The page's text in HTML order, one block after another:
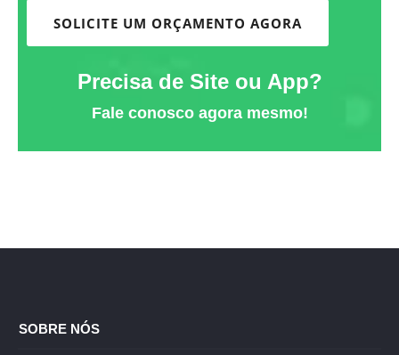
SOLICITE UM ORÇAMENTO AGORA
Precisa de Site ou App?
Fale conosco agora mesmo!
SOBRE NÓS